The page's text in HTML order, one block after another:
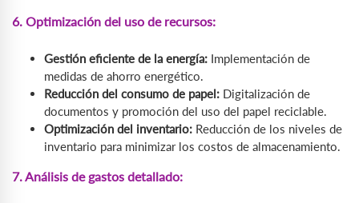
6. Optimización del uso de recursos:
Gestión eficiente de la energía: Implementación de
medidas de ahorro energético.
Reducción del consumo de papel: Digitalización de
documentos y promoción del uso del papel reciclable.
Optimización del inventario: Reducción de los niveles de
inventario para minimizar los costos de almacenamiento.
7. Análisis de gastos detallado: